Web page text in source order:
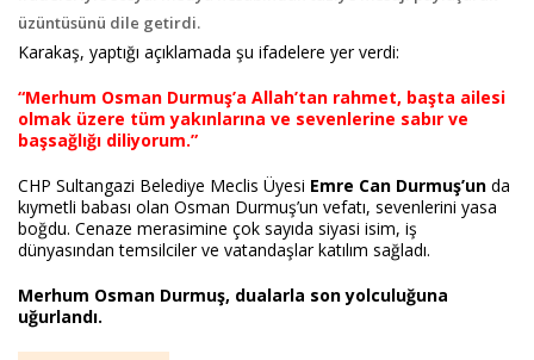
üzüntüsünü dile getirdi.
Karakaş, yaptığı açıklamada şu ifadelere yer verdi:
“Merhum Osman Durmuş’a Allah’tan rahmet, başta ailesi
olmak üzere tüm yakınlarına ve sevenlerine sabır ve
başsağlığı diliyorum.”
CHP Sultangazi Belediye Meclis Üyesi Emre Can Durmuş’un da
kıymetli babası olan Osman Durmuş’un vefatı, sevenlerini yasa
boğdu. Cenaze merasimine çok sayıda siyasi isim, iş
dünyasından temsilciler ve vatandaşlar katılım sağladı.
Merhum Osman Durmuş, dualarla son yolculuğuna
uğurlandı.